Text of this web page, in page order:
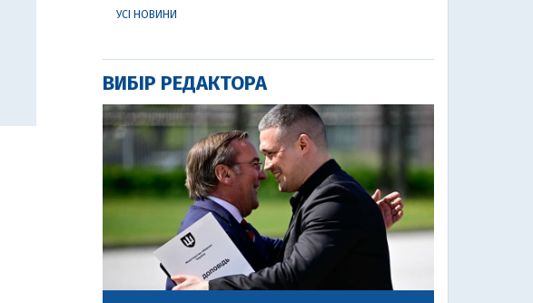
УСІ НОВИНИ
ВИБІР РЕДАКТОРА